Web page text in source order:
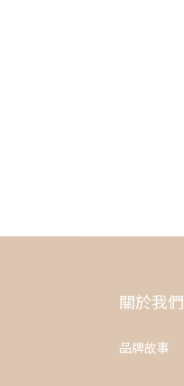
關於我們
品牌故事